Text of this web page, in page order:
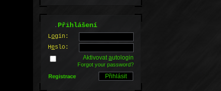
.Přihlášení
Login:
Heslo:
Aktivovatautologin
Forgot your password?
Registrace